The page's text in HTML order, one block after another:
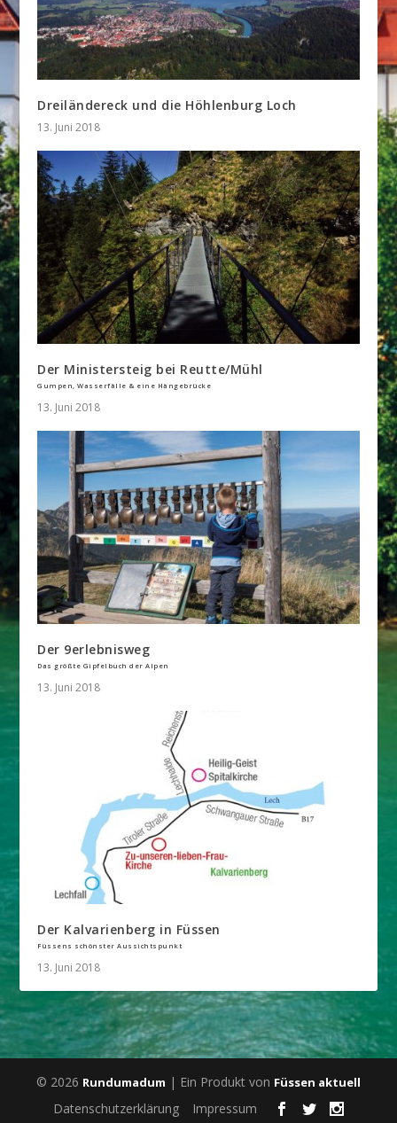
Dreiländereck und die Höhlenburg Loch
13. Juni 2018
Der Ministersteig bei Reutte/Mühl
Gumpen, Wasserfälle & eine Hängebrücke
13. Juni 2018
Der 9erlebnisweg
Das größte Gipfelbuch der Alpen
13. Juni 2018
Der Kalvarienberg in Füssen
Füssens schönster Aussichtspunkt
13. Juni 2018
© 2026 Rundumadum | Ein Produkt von Füssen aktuell
Datenschutzerklärung Impressum